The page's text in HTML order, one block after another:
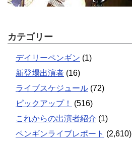
カテゴリー
デイリーペンギン (1)
新登場出演者 (16)
ライブスケジュール (72)
ピックアップ！
(516)
これからの出演者紹介 (1)
ペンギンライブレポート (2,610)